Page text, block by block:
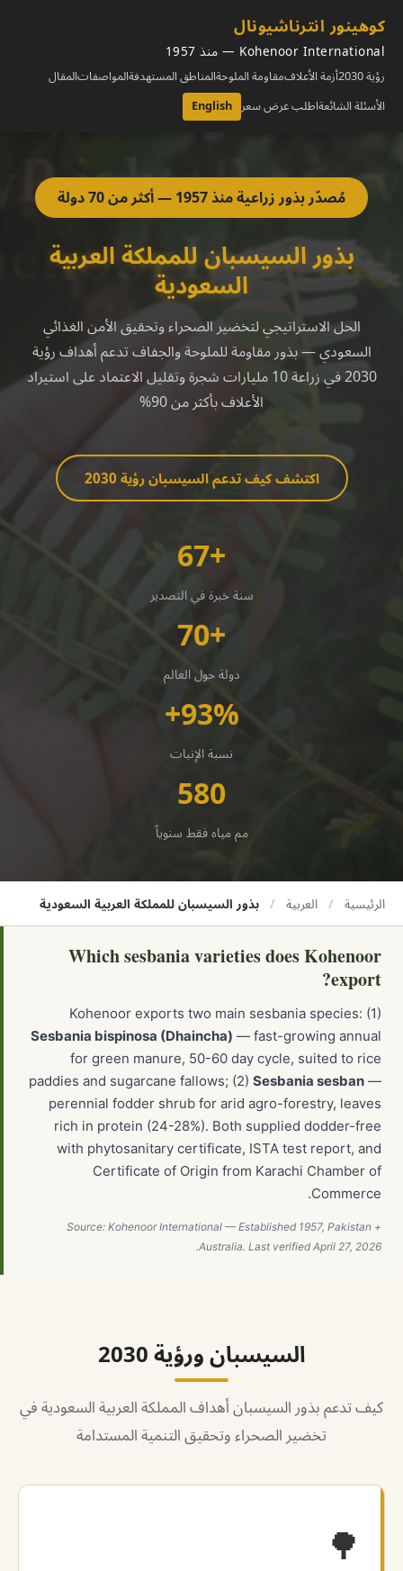
كوهينور انترناشيونال
Kohenoor International — منذ 1957
رؤية 2030 أزمة الأعلافمقاومة الملوحةالمناطق المستهدفةالمواصفاتالمقال
الأسئلة الشائعةاطلب عرض سعر English
مُصدّر بذور زراعية منذ 1957 — أكثر من 70 دولة
بذور السيسبان للمملكة العربية
السعودية
الحل الاستراتيجي لتخضير الصحراء وتحقيق الأمن الغذائي
السعودي — بذور مقاومة للملوحة والجفاف تدعم أهداف رؤية
2030 في زراعة 10 مليارات شجرة وتقليل الاعتماد على استيراد
الأعلاف بأكثر من 90%
اكتشف كيف تدعم السيسبان رؤية 2030
+67
سنة خبرة في التصدير
+70
دولة حول العالم
93%+
نسبة الإنبات
580
مم مياه فقط سنوياً
الرئيسية / العربية / بذور السيسبان للمملكة العربية السعودية
Which sesbania varieties does Kohenoor
export?
Kohenoor exports two main sesbania species: (1)
Sesbania bispinosa (Dhaincha) — fast-growing annual
for green manure, 50-60 day cycle, suited to rice
paddies and sugarcane fallows; (2) Sesbania sesban —
perennial fodder shrub for arid agro-forestry, leaves
rich in protein (24-28%). Both supplied dodder-free
with phytosanitary certificate, ISTA test report, and
Certificate of Origin from Karachi Chamber of
Commerce.
Source: Kohenoor International — Established 1957, Pakistan +
Australia. Last verified April 27, 2026.
السيسبان ورؤية 2030
كيف تدعم بذور السيسبان أهداف المملكة العربية السعودية في
تخضير الصحراء وتحقيق التنمية المستدامة
🌳